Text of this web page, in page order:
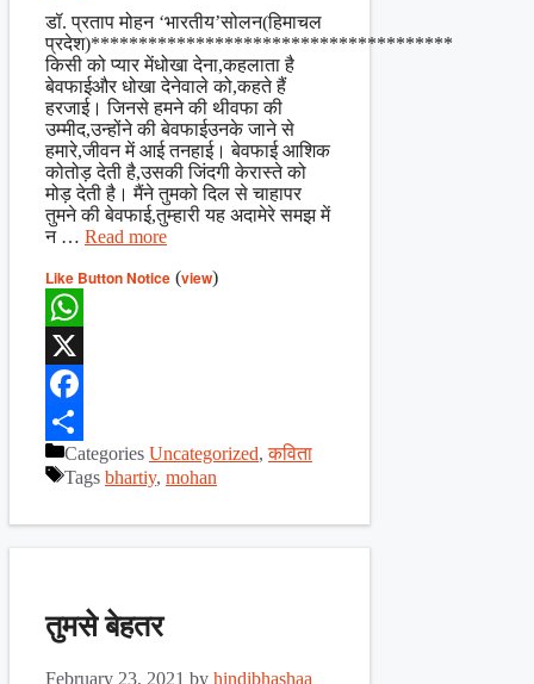
Share
डॉ. प्रताप मोहन ‘भारतीय’सोलन(हिमाचल
प्रदेश)**************************************
किसी को प्यार मेंधोखा देना,कहलाता है
बेवफाईऔर धोखा देनेवाले को,कहते हैं
हरजाई। जिनसे हमने की थीवफा की
उम्मीद,उन्होंने की बेवफाईउनके जाने से
हमारे,जीवन में आई तनहाई। बेवफाई आशिक
कोतोड़ देती है,उसकी जिंदगी केरास्ते को
मोड़ देती है। मैंने तुमको दिल से चाहापर
तुमने की बेवफाई,तुम्हारी यह अदामेरे समझ में
न … Read more
Like Button Notice (view)
WhatsApp
X
Facebook
ShareCategories Uncategorized,कविता
Tags bhartiy, mohan
तुमसे बेहतर
February 23, 2021 by hindibhashaa